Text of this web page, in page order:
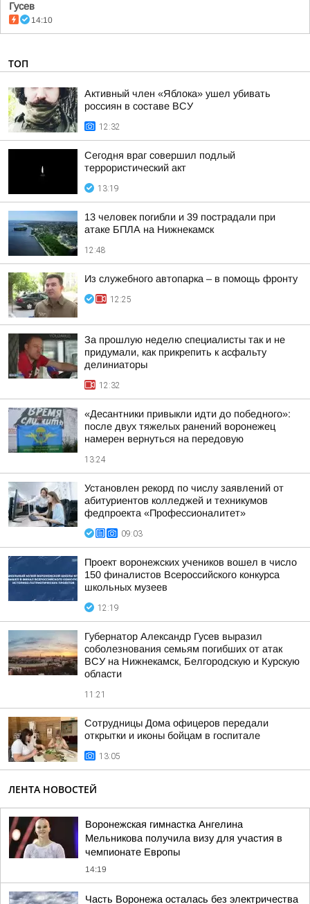
Гусев
14:10
ТОП
Активный член «Яблока» ушел убивать
россиян в составе ВСУ
12:32
Сегодня враг совершил подлый
террористический акт
13:19
13 человек погибли и 39 пострадали при
атаке БПЛА на Нижнекамск
12:48
Из служебного автопарка – в помощь фронту
12:25
За прошлую неделю специалисты так и не
придумали, как прикрепить к асфальту
делиниаторы
12:32
«Десантники привыкли идти до победного»:
после двух тяжелых ранений воронежец
намерен вернуться на передовую
13:24
Установлен рекорд по числу заявлений от
абитуриентов колледжей и техникумов
федпроекта «Профессионалитет»
09:03
Проект воронежских учеников вошел в число
150 финалистов Всероссийского конкурса
школьных музеев
12:19
Губернатор Александр Гусев выразил
соболезнования семьям погибших от атак
ВСУ на Нижнекамск, Белгородскую и Курскую
области
11:21
Сотрудницы Дома офицеров передали
открытки и иконы бойцам в госпитале
13:05
ЛЕНТА НОВОСТЕЙ
Воронежская гимнастка Ангелина
Мельникова получила визу для участия в
чемпионате Европы
14:19
Часть Воронежа осталась без электричества